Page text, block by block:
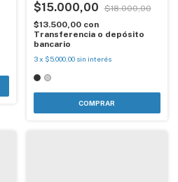
$15.000,00
$18.000,00
$13.500,00 con
Transferencia o depósito
bancario
3 x $5.000,00 sin interés
COMPRAR